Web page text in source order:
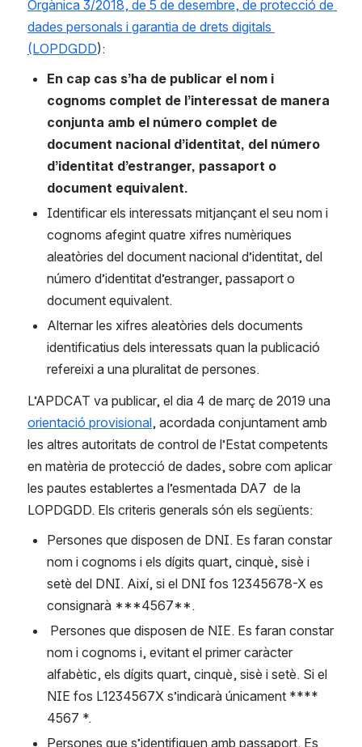
Orgànica 3/2018, de 5 de desembre, de protecció de
dades personals i garantia de drets digitals
(LOPDGDD):
En cap cas s’ha de publicar el nom i
cognoms complet de l’interessat de manera
conjunta amb el número complet de
document nacional d’identitat, del número
d’identitat d’estranger, passaport o
document equivalent.
Identificar els interessats mitjançant el seu nom i
cognoms afegint quatre xifres numèriques
aleatòries del document nacional d’identitat, del
número d’identitat d’estranger, passaport o
document equivalent.
Alternar les xifres aleatòries dels documents
identificatius dels interessats quan la publicació
refereixi a una pluralitat de persones.
orientació provisional, acordada conjuntament amb
les altres autoritats de control de l’Estat competents
en matèria de protecció de dades, sobre com aplicar
les pautes establertes a l’esmentada DA7  de la
LOPDGDD. Els criteris generals són els següents:
Persones que disposen de DNI. Es faran constar
nom i cognoms i els dígits quart, cinquè, sisè i
setè del DNI. Així, si el DNI fos 12345678-X es
consignarà ***4567**.
nom i cognoms i, evitant el primer caràcter
alfabètic, els dígits quart, cinquè, sisè i setè. Si el
NIE fos L1234567X s’indicarà únicament ****
4567 *.
Persones que s’identifiquen amb passaport. Es